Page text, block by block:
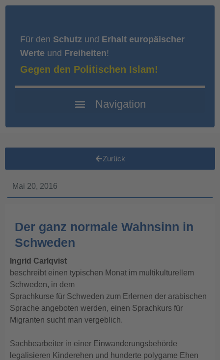
Für den Schutz und Erhalt europäischer
Werte und Freiheiten!
Gegen den Politischen Islam!
Zurück
Mai 20, 2016
Der ganz normale Wahnsinn in
Schweden
Ingrid Carlqvist
beschreibt einen typischen Monat im multikulturellem
Schweden, in dem
Sprachkurse für Schweden zum Erlernen der arabischen
Sprache angeboten werden, einen Sprachkurs für
Migranten sucht man vergeblich.
Sachbearbeiter in einer Einwanderungsbehörde
legalisieren Kinderehen und hunderte polygame Ehen